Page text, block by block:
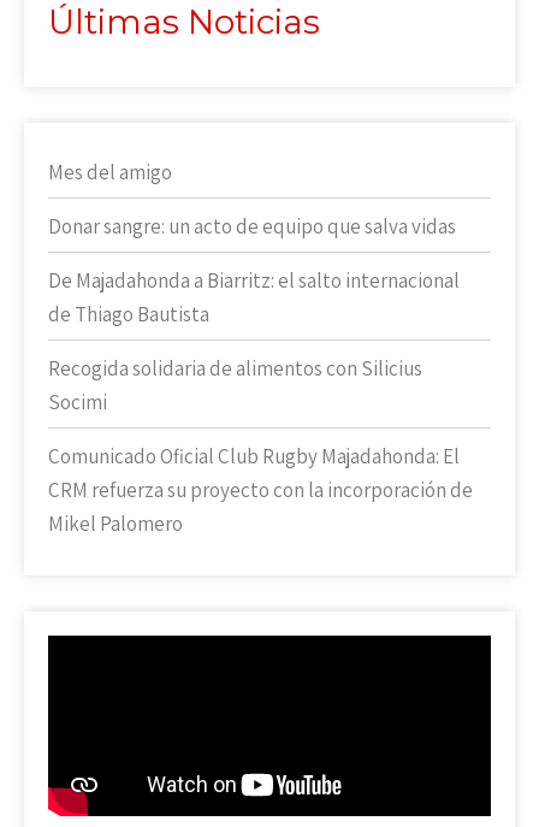
Últimas Noticias
Mes del amigo
Donar sangre: un acto de equipo que salva vidas
De Majadahonda a Biarritz: el salto internacional
de Thiago Bautista
Recogida solidaria de alimentos con Silicius
Socimi
Comunicado Oficial Club Rugby Majadahonda: El
CRM refuerza su proyecto con la incorporación de
Mikel Palomero